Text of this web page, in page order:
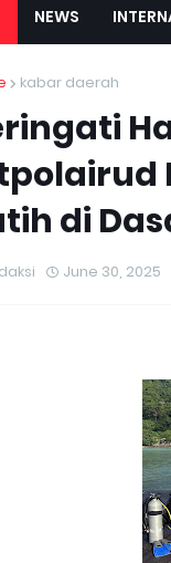
NEWS
kabar daerah
di
June 30, 2025